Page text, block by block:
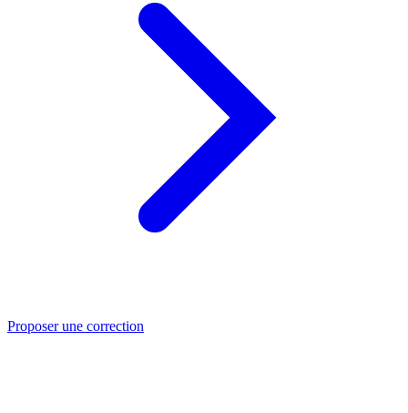
Proposer une correction